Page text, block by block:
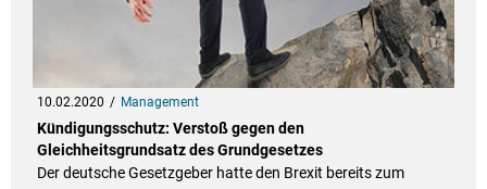
10.02.2020 Management
Kündigungsschutz: Verstoß gegen den
Gleichheitsgrundsatz des Grundgesetzes
Der deutsche Gesetzgeber hatte den Brexit bereits zum